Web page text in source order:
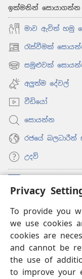
Privacy
To provide you
we use cookies
cookies are
and cannot be
the use of
to improve your
ඉක්මනින් සොයාගන්න
මාව ඇවිත් හමු
රැස්වීමක්
(opens
new
window)
සමුළුවක්
(opens
new
window)
අලුත්ම දේවල්
වීඩියෝ
සොයන්න
රජයේ බලධාරීන්
උදව්
(opens
new
ඔන්ලයින් ලයිබ්‍රරි
(opens
new
window)JW Hub
(opens
new
window)‘JW ලයිබ්‍රරි’